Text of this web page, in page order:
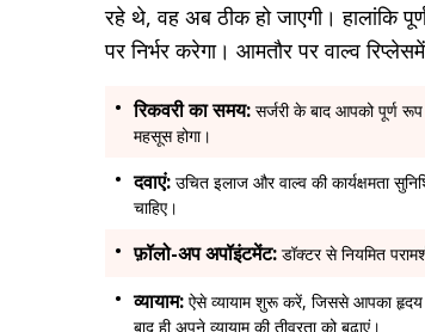
रहे थे, वह अब ठीक हो जाएगी। हालांकि
पर निर्भर करेगा। आमतौर पर वाल्व
रिकवरी का समय: सर्जरी के बाद आपको पूर्ण
महसूस होगा।
दवाएं: उचित इलाज और वाल्व की कार्यक्षमता
चाहिए।
फ़ॉलो-अप अपॉइंटमेंट: डॉक्टर से नियमित
व्यायाम: ऐसे व्यायाम शुरू करें, जिससे आपका
बाद ही अपने व्यायाम की तीव्रता को बढ़ाएं।